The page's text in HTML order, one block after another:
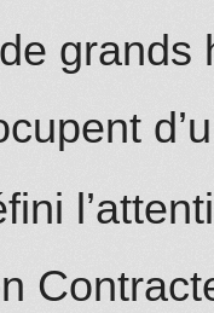
grands